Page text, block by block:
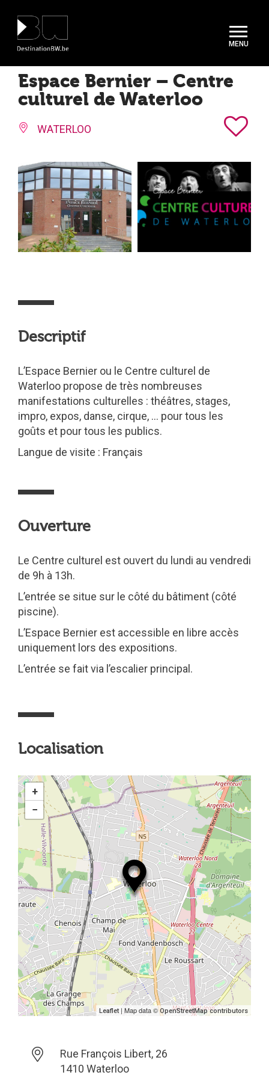
Espace Bernier – Centre
culturel de Waterloo
WATERLOO
Descriptif
L’Espace Bernier ou le Centre culturel de
Waterloo propose de très nombreuses
manifestations culturelles : théâtres, stages,
impro, expos, danse, cirque, … pour tous les
goûts et pour tous les publics.
Langue de visite : Français
Ouverture
Le Centre culturel est ouvert du lundi au vendredi
de 9h à 13h.
L’entrée se situe sur le côté du bâtiment (côté
piscine).
L’Espace Bernier est accessible en libre accès
uniquement lors des expositions.
L’entrée se fait via l’escalier principal.
Localisation
+
−
Leaflet| Map data ©OpenStreetMap contributors
Rue François Libert, 26
1410 Waterloo